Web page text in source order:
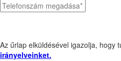
Az űrlap elküldésével igazolja, hogy
irányelveinket.